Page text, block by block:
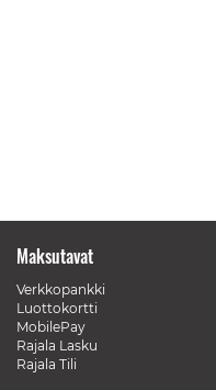
Maksutavat
Verkkopankki
Luottokortti
MobilePay
Rajala Lasku
Rajala Tili